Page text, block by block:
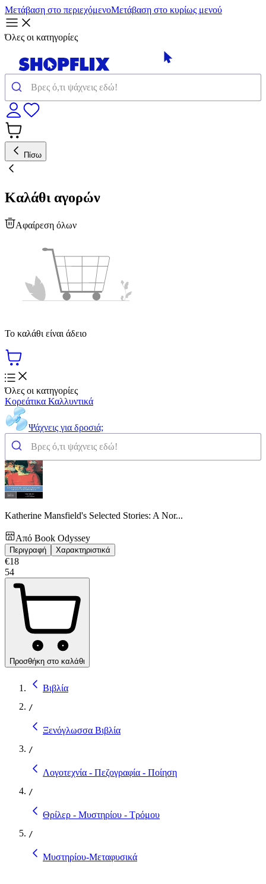
Μετάβαση στο περιεχόμενοΜετάβαση στο κυρίως μενού
Όλες οι κατηγορίες
Πίσω
Καλάθι αγορών
Αφαίρεση όλων
Το καλάθι είναι άδειο
Όλες οι κατηγορίες
Κορεάτικα Καλλυντικά
Ψάχνεις για δροσιά;
Katherine Mansfield's Selected Stories: A Nor...
Από Book Odyssey
Περιγραφή Χαρακτηριστικά
€18
54
Προσθήκη στο καλάθι
Βιβλία
/
Ξενόγλωσσα Βιβλία
/
Λογοτεχνία - Πεζογραφία - Ποίηση
/
Θρίλερ - Μυστηρίου - Τρόμου
/
Μυστηρίου-Μεταφυσικά